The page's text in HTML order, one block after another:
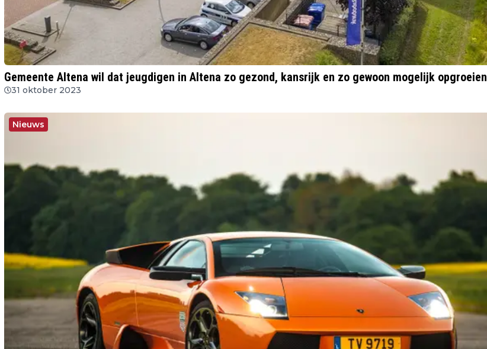
Gemeente Altena wil dat jeugdigen in Altena zo gezond, kansrijk en zo gewoon mogelijk opgroeien
31 oktober 2023
Nieuws